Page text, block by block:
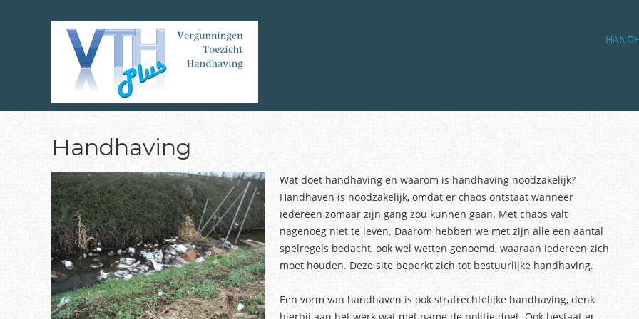
MENU
Skip to
Handhaving
Wat doet handhaving en waarom is handhaving noodzakelijk?
Handhaven is noodzakelijk, omdat er chaos ontstaat wanneer
iedereen zomaar zijn gang zou kunnen gaan. Met chaos valt
nagenoeg niet te leven. Daarom hebben we met zijn alle een aantal
spelregels bedacht, ook wel wetten genoemd, waaraan iedereen zich
moet houden. Deze site beperkt zich tot bestuurlijke handhaving.
Een vorm van handhaven is ook strafrechtelijke handhaving, denk